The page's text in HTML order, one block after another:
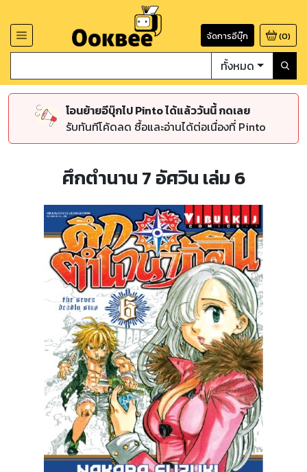
จัดการอีบุ๊ก (0)
ทั้งหมด
โอนย้ายอีบุ๊กไป Pinto ได้แล้ววันนี้ กดเลย
รับทันทีโค้ดลด ซื้อและอ่านได้ต่อเนื่องที่ Pinto
ศึกตำนาน 7 อัศวิน เล่ม 6